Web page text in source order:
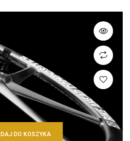
DO KOSZYKA